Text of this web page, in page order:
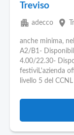
Treviso
apartment adecco place
anche minima,
A2/B1-
4.00/22.30-
festiviL'azienda
livello 5 del